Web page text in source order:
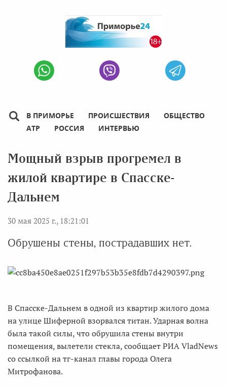
В ПРИМОРЬЕ ПРОИСШЕСТВИЯ
ОБЩЕСТВО
АТР
РОССИЯ ИНТЕРВЬЮ
Мощный взрыв прогремел в
жилой квартире в Спасске-
Дальнем
30 мая 2025 г., 18:21:01
Обрушены стены, пострадавших нет.
В Спасске-Дальнем в одной из квартир жилого дома
на улице Шиферной взорвался титан. Ударная волна
была такой силы, что обрушила стены внутри
помещения, вылетели стекла, сообщает РИА VladNews
со ссылкой на тг-канал главы города Олега
Митрофанова.